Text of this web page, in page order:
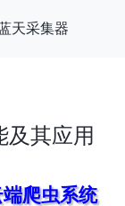
天采集器
及其应用
爬虫系统